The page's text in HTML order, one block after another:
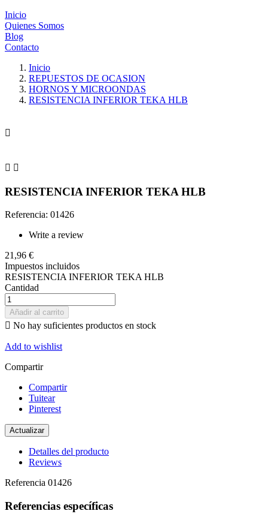
Inicio
Quienes Somos
Blog
Contacto
Inicio
REPUESTOS DE OCASION
HORNOS Y MICROONDAS
RESISTENCIA INFERIOR TEKA HLB

 
RESISTENCIA INFERIOR TEKA HLB
Referencia: 01426
Write a review
21,96 €
Impuestos incluidos
RESISTENCIA INFERIOR TEKA HLB
Cantidad
Añadir al carrito
 No hay suficientes productos en stock
Add to wishlist
Compartir
Compartir
Tuitear
Pinterest
Detalles del producto
Reviews
Referencia 01426
Referencias específicas